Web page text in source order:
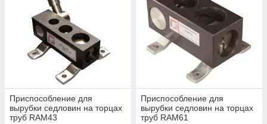
Приспособление для
вырубки седловин на торцах
труб RAM43
Приспособление для
вырубки седловин на торцах
труб RAM61